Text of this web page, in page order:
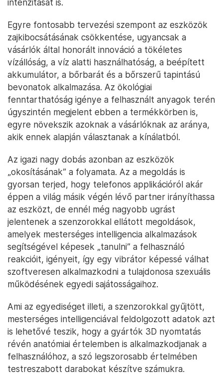
intenzitását is.
Egyre fontosabb tervezési szempont az eszközök
zajkibocsátásának csökkentése, ugyancsak a
vásárlók által honorált innováció a tökéletes
vízállóság, a víz alatti használhatóság, a beépített
akkumulátor, a bőrbarát és a bőrszerű tapintású
bevonatok alkalmazása. Az ökológiai
fenntarthatóság igénye a felhasznált anyagok terén
úgyszintén megjelent ebben a termékkörben is,
egyre növekszik azoknak a vásárlóknak az aránya,
akik ennek alapján választanak a kínálatból.
Az igazi nagy dobás azonban az eszközök
„okosításának” a folyamata. Az a megoldás is
gyorsan terjed, hogy telefonos applikációról akár
éppen a világ másik végén lévő partner irányíthassa
az eszközt, de ennél még nagyobb ugrást
jelentenek a szenzorokkal ellátott megoldások,
amelyek mesterséges intelligencia alkalmazások
segítségével képesek „tanulni” a felhasználó
reakcióit, igényeit, így egy vibrátor képessé válhat
szoftveresen alkalmazkodni a tulajdonosa szexuális
működésének egyedi sajátosságaihoz.
Ami az egyediséget illeti, a szenzorokkal gyűjtött,
mesterséges intelligenciával feldolgozott adatok azt
is lehetővé teszik, hogy a gyártók 3D nyomtatás
révén anatómiai értelemben is alkalmazkodjanak a
felhasználóhoz, a szó legszorosabb értelmében
testreszabott darabokat készítve számukra.